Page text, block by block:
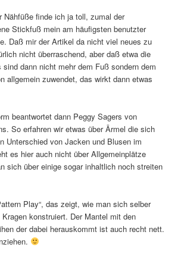
Nähfüße finde ich ja toll, zumal der
Stickfuß mein am häufigsten benutzter
Daß mir der Artikel da nicht viel neues zu
nicht überraschend, aber daß etwa die
sind dann nicht mehr dem Fuß sondern dem
allgemein zuwendet, das wirkt dann etwas
beantwortet dann Peggy Sagers von
So erfahren wir etwas über Ärmel die sich
Unterschied von Jacken und Blusen im
es hier auch nicht über Allgemeinplätze
sich über einige sogar inhaltlich noch streiten
Play“, das zeigt, wie man sich selber
konstruiert. Der Mantel mit den
der dabei herauskommt ist auch recht nett.